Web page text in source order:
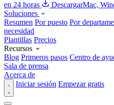
en 24 horas
DescargarMac,
Soluciones
Resumen Por puesto Por
necesidad
Plantillas Precios
Recursos
Blog Primeros pasos Centro de
Sala de prensa
Acerca de
Iniciar sesión Empezar gratis